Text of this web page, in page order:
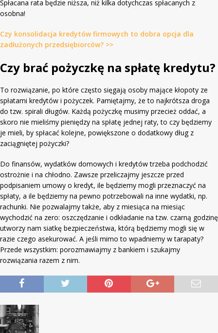
Spłacana rata będzie niższa, niż kilka dotychczas spłacanych z
osobna!
Czy konsolidacja kredytów firmowych to dobra opcja dla
zadłużonych przedsiębiorców? >>
Czy brać pożyczkę na spłatę kredytu?
To rozwiązanie, po które często sięgają osoby mające kłopoty ze
spłatami kredytów i pożyczek. Pamiętajmy, że to najkrótsza droga
do tzw. spirali długów. Każdą pożyczkę musimy przecież oddać, a
skoro nie mieliśmy pieniędzy na spłatę jednej raty, to czy będziemy
je mieli, by spłacać kolejne, powiększone o dodatkowy dług z
zaciągniętej pożyczki?
Do finansów, wydatków domowych i kredytów trzeba podchodzić
ostrożnie i na chłodno. Zawsze przeliczajmy jeszcze przed
podpisaniem umowy o kredyt, ile będziemy mogli przeznaczyć na
spłaty, a ile będziemy na pewno potrzebowali na inne wydatki, np.
rachunki. Nie pozwalajmy także, aby z miesiąca na miesiąc
wychodzić na zero: oszczędzanie i odkładanie na tzw. czarną godzinę
utworzy nam siatkę bezpieczeństwa, którą będziemy mogli się w
razie czego asekurować. A jeśli mimo to wpadniemy w tarapaty?
Przede wszystkim: porozmawiajmy z bankiem i szukajmy
rozwiązania razem z nim.